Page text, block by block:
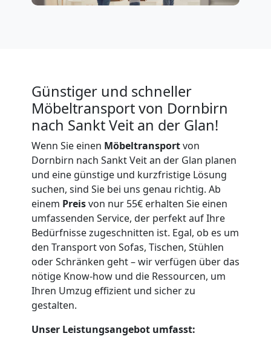
Günstiger und schneller
Möbeltransport von Dornbirn
nach Sankt Veit an der Glan!
Wenn Sie einen Möbeltransportvon
Dornbirn nach Sankt Veit an der Glan planen
und eine günstige und kurzfristige Lösung
suchen, sind Sie bei uns genau richtig. Ab
einem Preisvon nur 55€ erhalten Sie einen
umfassenden Service, der perfekt auf Ihre
Bedürfnisse zugeschnitten ist. Egal, ob es um
den Transport von Sofas, Tischen, Stühlen
oder Schränken geht – wir verfügen über das
nötige Know-how und die Ressourcen, um
Ihren Umzug effizient und sicher zu
gestalten.
Unser Leistungsangebot umfasst:
Umzug
Dornbirn
Küchenumzug
Dornbirn
Umzug
und
Lagerung